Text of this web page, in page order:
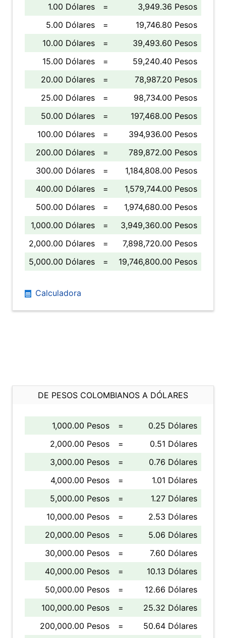
1.00 Dólares =
3,949.36 Pesos
5.00 Dólares
=
19,746.80 Pesos
10.00 Dólares
=
39,493.60 Pesos
15.00 Dólares
=
59,240.40 Pesos
20.00 Dólares
=
78,987.20 Pesos
25.00 Dólares
=
98,734.00 Pesos
50.00 Dólares
=
197,468.00 Pesos
100.00 Dólares
=
394,936.00 Pesos
200.00 Dólares
=
789,872.00 Pesos
300.00 Dólares
=
1,184,808.00 Pesos
400.00 Dólares
=
1,579,744.00 Pesos
500.00 Dólares
=
1,974,680.00 Pesos
1,000.00 Dólares
=
3,949,360.00 Pesos
2,000.00 Dólares
=
7,898,720.00 Pesos
5,000.00 Dólares
= 19,746,800.00 Pesos
Calculadora
DE PESOS COLOMBIANOS A DÓLARES
1,000.00 Pesos =
0.25 Dólares
2,000.00 Pesos
=
0.51 Dólares
3,000.00 Pesos
=
0.76 Dólares
4,000.00 Pesos
=
1.01 Dólares
5,000.00 Pesos
=
1.27 Dólares
10,000.00 Pesos
=
2.53 Dólares
20,000.00 Pesos
=
5.06 Dólares
30,000.00 Pesos
=
7.60 Dólares
40,000.00 Pesos
=
10.13 Dólares
50,000.00 Pesos
=
12.66 Dólares
100,000.00 Pesos
=
25.32 Dólares
200,000.00 Pesos
= 50.64 Dólares